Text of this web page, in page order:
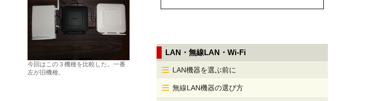
今回はこの３機種を比較した。一番
左が旧機種。
LAN・無線LAN・Wi-Fi
LAN機器を選ぶ前に
無線LAN機器の選び方